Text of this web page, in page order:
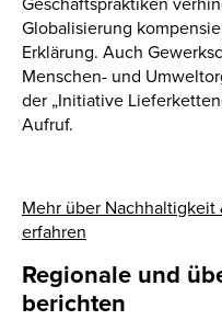
Globalisierung
Erklärung. Auch
Menschen- und
der „Initiative
Aufruf.
Mehr über Nachhaltigkeit
erfahren
Regionale und
berichten